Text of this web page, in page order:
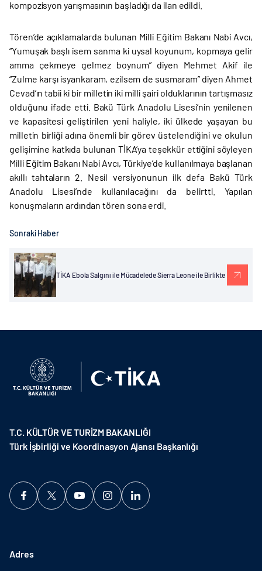
kompozisyon yarışmasının başladığı da ilan edildi.
Tören’de açıklamalarda bulunan Milli Eğitim Bakanı Nabi Avcı,
“Yumuşak başlı isem sanma ki uysal koyunum, kopmaya gelir
amma çekmeye gelmez boynum” diyen Mehmet Akif ile
“Zulme karşı isyankaram, ezilsem de susmaram” diyen Ahmet
Cevad’ın tabii ki bir milletin iki milli şairi olduklarının tartışmasız
olduğunu ifade etti. Bakü Türk Anadolu Lisesi’nin yenilenen
ve kapasitesi geliştirilen yeni haliyle, iki ülkede yaşayan bu
milletin birliği adına önemli bir görev üstelendiğini ve okulun
gelişimine katkıda bulunan TİKA’ya teşekkür ettiğini söyleyen
Milli Eğitim Bakanı Nabi Avcı, Türkiye’de kullanılmaya başlanan
akıllı tahtaların 2. Nesil versiyonunun ilk defa Bakü Türk
Anadolu Lisesi’nde kullanılacağını da belirtti. Yapılan
konuşmaların ardından tören sona erdi.
Sonraki Haber
TİKA Ebola Salgını ile Mücadelede Sierra Leone ile Birlikte
T.C. KÜLTÜR VE TURİZM BAKANLIĞI
Türk İşbirliği ve Koordinasyon Ajansı Başkanlığı
Adres